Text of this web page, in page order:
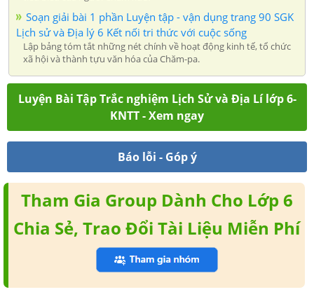
Soạn giải bài 1 phần Luyện tập - vận dụng trang 90 SGK
Lịch sử và Địa lý 6 Kết nối tri thức với cuộc sống
Lập bảng tóm tắt những nét chính về hoạt động kinh tế, tổ chức
xã hội và thành tựu văn hóa của Chăm-pa.
Luyện Bài Tập Trắc nghiệm Lịch Sử và Địa Lí lớp 6-
KNTT - Xem ngay
Báo lỗi - Góp ý
Tham Gia Group Dành Cho Lớp 6
Chia Sẻ, Trao Đổi Tài Liệu Miễn Phí